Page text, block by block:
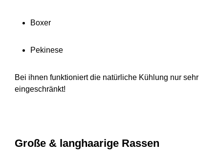
Boxer
Pekinese
Bei ihnen funktioniert die natürliche Kühlung nur sehr
eingeschränkt!
Große & langhaarige Rassen